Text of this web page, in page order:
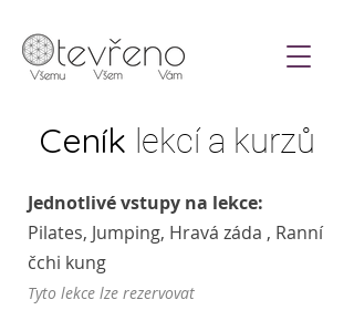
Ceník lekcí a kurzů
Jednotlivé vstupy na lekce:
Pilates, Jumping, Hravá záda , Ranní
čchi kung
Tyto lekce lze rezervovat